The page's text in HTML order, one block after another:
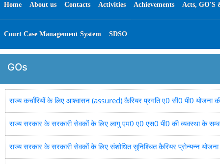
Home About us Contacts Activities Achievements Acts, GO'S
Court Case Management System SDSO
GOs
राज्य कर्चारियों के लिए आश्वासन (assured) कैरियर प्रगति ए0 सी0 पी0 योजना
राज्य सरकार के सरकारी सेवकों के लिए लागु एम0 ए0 एस0 पी0 की व्यवस्था के
राज्य सरकार के सरकारी सेवकों के लिए संशोधित सुनिश्चित कैरियर प्रोन्यन्न